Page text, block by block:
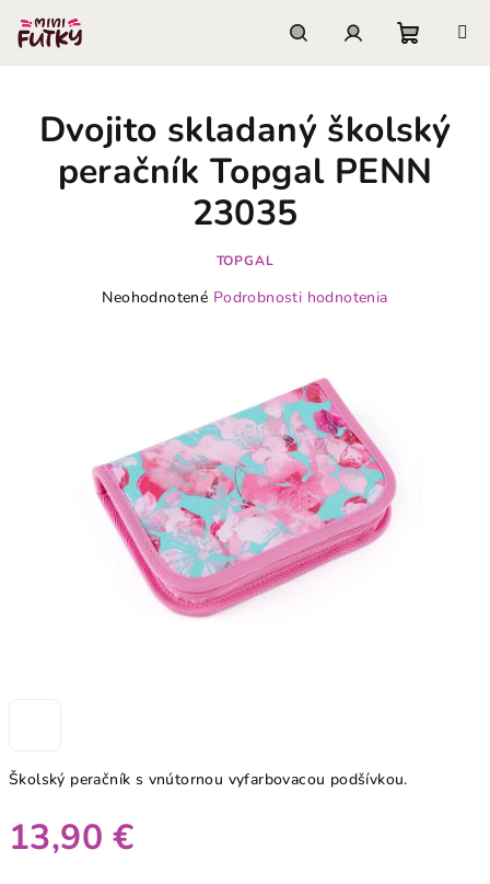
obsah
košík
Školský peračník s vnútornou vyfarbovacou podšívkou.
13,90 €
Dvojito skladaný školský
peračník Topgal PENN
23035
TOPGAL
Priemerné
hviezdičiek.
Neohodnotené Podrobnosti hodnotenia